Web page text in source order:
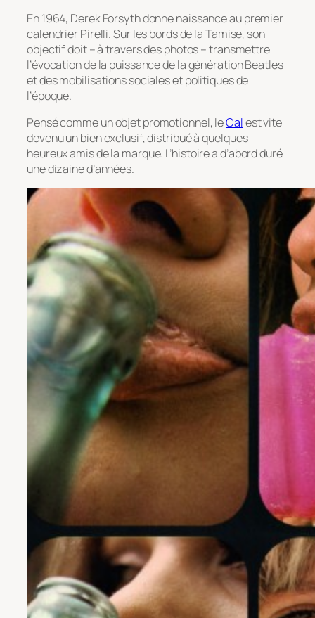
En 1964, Derek Forsyth donne naissance au premier
calendrier Pirelli. Sur les bords de la Tamise, son
objectif doit – à travers des photos – transmettre
l’évocation de la puissance de la génération Beatles
et des mobilisations sociales et politiques de
l’époque.
Pensé comme un objet promotionnel, leCalest vite
devenu un bien exclusif, distribué à quelques
heureux amis de la marque. L’histoire a d’abord duré
une dizaine d’années.